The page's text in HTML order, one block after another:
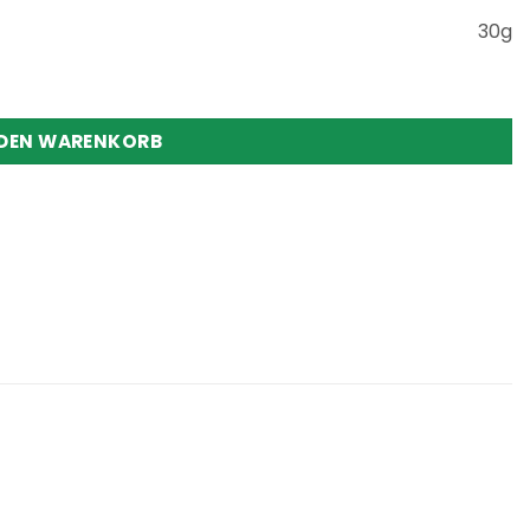
30g
WARENKORB